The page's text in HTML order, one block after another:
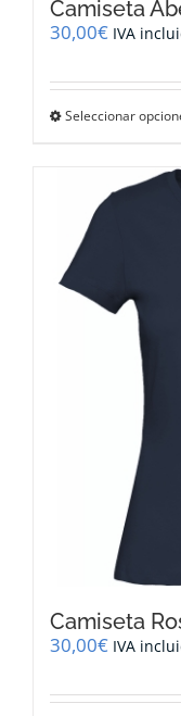
Camiseta
30,00€ IVA
Seleccionar
Camiseta
30,00€ IVA